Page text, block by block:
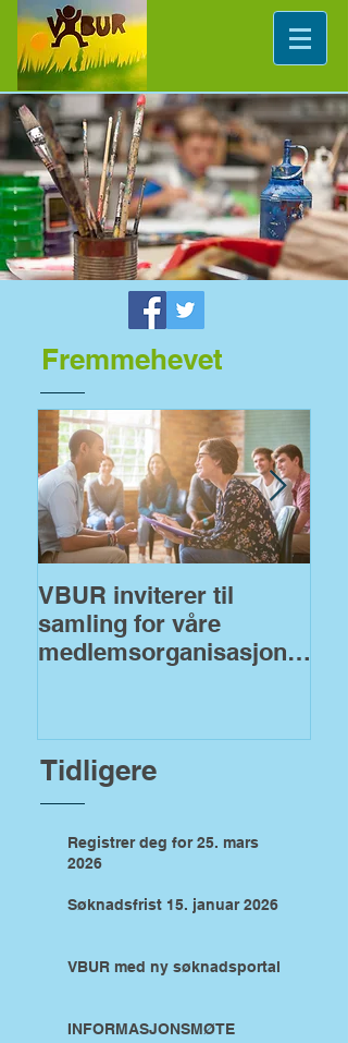
Fremmehevet
VBUR inviterer til
samling for våre
medlemsorganisasjoner
Tidligere
Registrer deg for 25. mars
2026
Søknadsfrist 15. januar 2026
VBUR med ny søknadsportal
INFORMASJONSMØTE